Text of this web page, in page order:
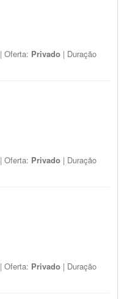
| Oferta: Privado | Duração
| Oferta: Privado | Duração
| Oferta: Privado | Duração